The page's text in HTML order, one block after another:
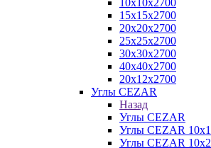
10х10х2700
15х15х2700
20х20х2700
25х25х2700
30х30х2700
40х40х2700
20х12х2700
Углы CEZAR
Назад
Углы CEZAR
Углы CEZAR
Углы CEZAR